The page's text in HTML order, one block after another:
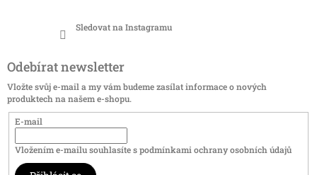
Sledovat na Instagramu
Odebírat newsletter
Vložte svůj e-mail a my vám budeme zasílat informace o nových
produktech na našem e-shopu.
E-mail
Vložením e-mailu souhlasíte spodmínkami ochrany osobních údajů